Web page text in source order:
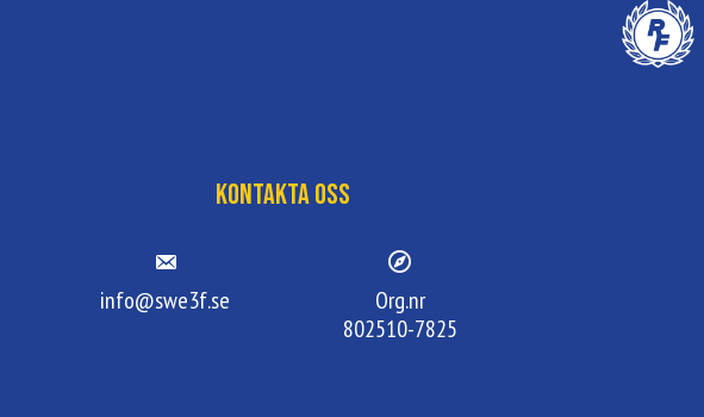
Kontakta oss
info@swe3f.se
Org.nr
802510-7825